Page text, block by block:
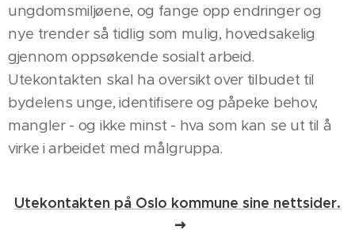
ungdomsmiljøene, og fange opp endringer og
nye trender så tidlig som mulig, hovedsakelig
gjennom oppsøkende sosialt arbeid.
Utekontakten skal ha oversikt over tilbudet til
bydelens unge, identifisere og påpeke behov,
mangler - og ikke minst - hva som kan se ut til å
virke i arbeidet med målgruppa.
Utekontakten på Oslo kommune sine nettsider.